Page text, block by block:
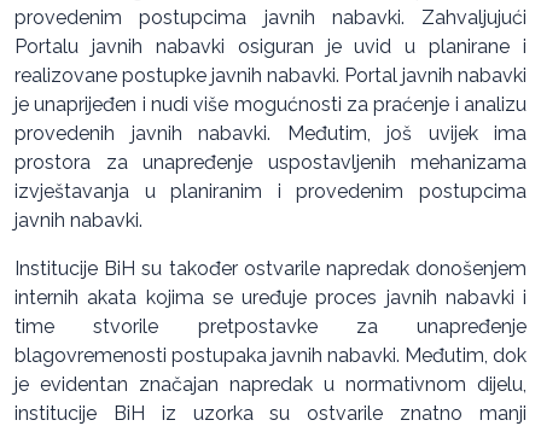
provedenim postupcima javnih nabavki. Zahvaljujući
Portalu javnih nabavki osiguran je uvid u planirane i
realizovane postupke javnih nabavki. Portal javnih nabavki
je unaprijeđen i nudi više mogućnosti za praćenje i analizu
provedenih javnih nabavki. Međutim, još uvijek ima
prostora za unapređenje uspostavljenih mehanizama
izvještavanja u planiranim i provedenim postupcima
javnih nabavki.
Institucije BiH su također ostvarile napredak donošenjem
internih akata kojima se uređuje proces javnih nabavki i
time stvorile pretpostavke za unapređenje
blagovremenosti postupaka javnih nabavki. Međutim, dok
je evidentan značajan napredak u normativnom dijelu,
institucije BiH iz uzorka su ostvarile znatno manji